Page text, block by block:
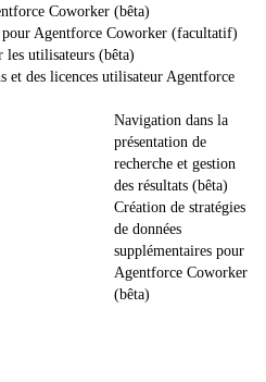
Coworker (bêta)
pour Agentforce Coworker (facultatif)
utilisateurs (bêta)
et des licences utilisateur Agentforce
Navigation dans la
présentation de
recherche et gestion
des résultats (bêta)
Création de stratégies
de données
supplémentaires pour
Agentforce Coworker
(bêta)